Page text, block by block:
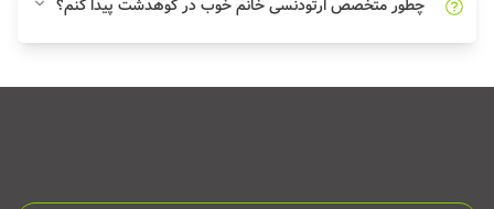
چطور متخصص ارتودنسی خانم خوب در کوهدشت پیدا کنم؟